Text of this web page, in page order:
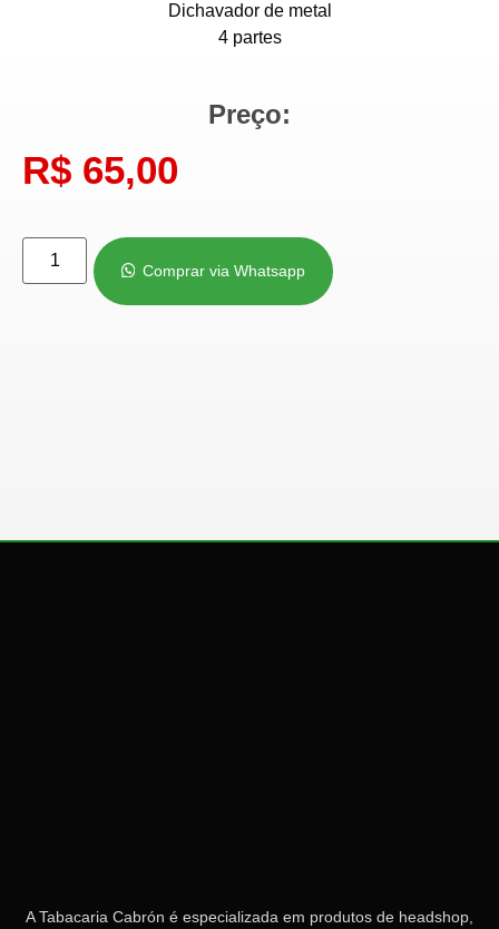
Dichavador de metal
4 partes
Preço:
R$ 65,00
Comprar via Whatsapp
A Tabacaria Cabrón é especializada em produtos de headshop,